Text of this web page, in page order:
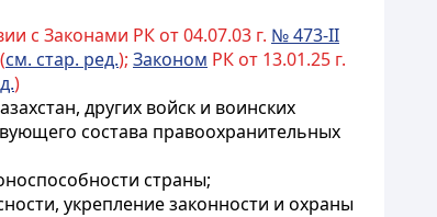
с Законами РК от 04.07.03 г. № 473-II
(см. стар. ред.); Законом РК от 13.01.25 г.
)
других войск и воинских
состава правоохранительных
страны;
укрепление законности и охраны